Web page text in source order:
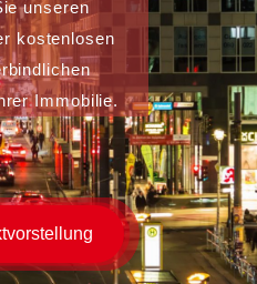
unseren
kostenlosen
Immobilie.